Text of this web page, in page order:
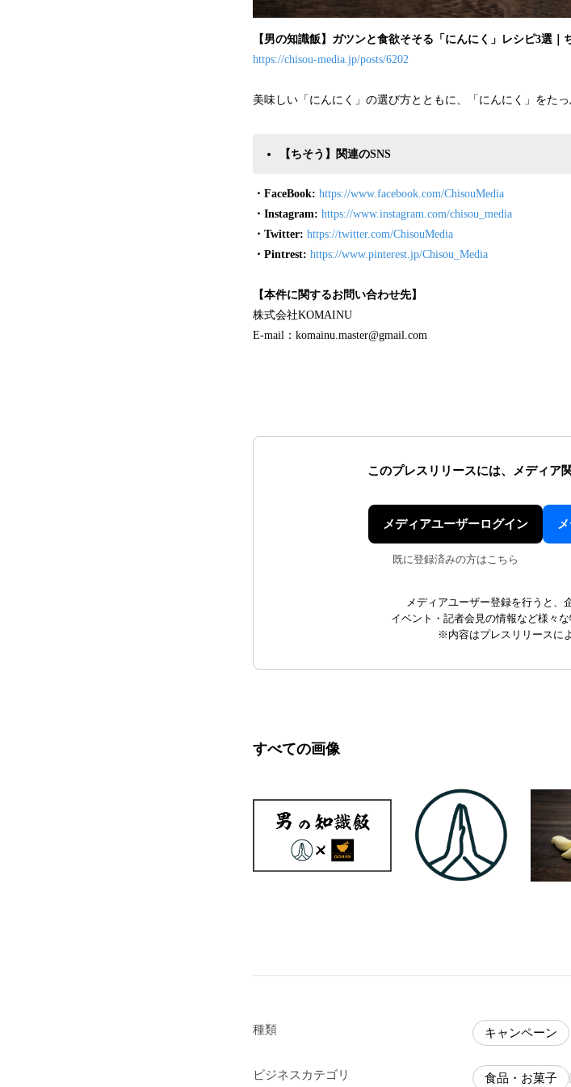
【男の知識飯】ガツンと食欲そそる「にんにく」レシピ3選
https://chisou-media.jp/posts/6202
美味しい「にんにく」の選び方とともに、「にんにく」をた
【ちそう】関連のSNS
・FaceBook: https://www.facebook.com/ChisouMedia
・Instagram: https://www.instagram.com/chisou_media
・Twitter: https://twitter.com/ChisouMedia
・Pintrest: https://www.pinterest.jp/Chisou_Media
【本件に関するお問い合わせ先】
株式会社KOMAINU
E-mail：komainu.master@gmail.com
このプレスリリースには、 メディア
メディアユーザーログイン
既に登録済みの方はこちら
メディアユーザー登録を行うと、
イベント・記者会見の情報など様々な
※内容はプレスリリースに
すべての画像
種類 キャンペーン
ビジネスカテゴリ 食品・お菓子